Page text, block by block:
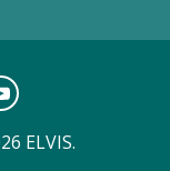
ELVIS.